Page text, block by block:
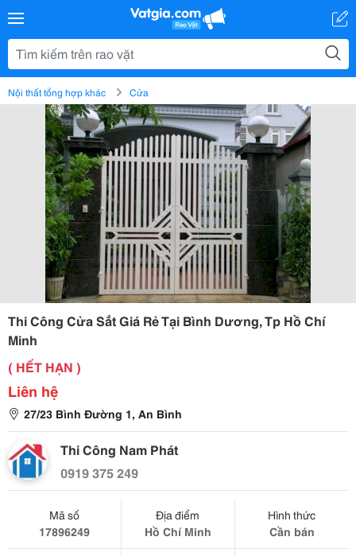
Nội thất tổng hợp khác Cửa
Thi Công Cửa Sắt Giá Rẻ Tại Bình Dương, Tp Hồ Chí
Minh
( HẾT HẠN )
Liên hệ
27/23 Bình Đường 1, An Bình
Thi Công Nam Phát
0919 375 249
Mã số
17896249
Địa điểm
Hồ Chí Minh
Hình thức
Cần bán